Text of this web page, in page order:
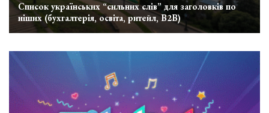
Список українських “сильних слів” для заголовків по
ніших (бухгалтерія, освіта, ритейл, B2B)